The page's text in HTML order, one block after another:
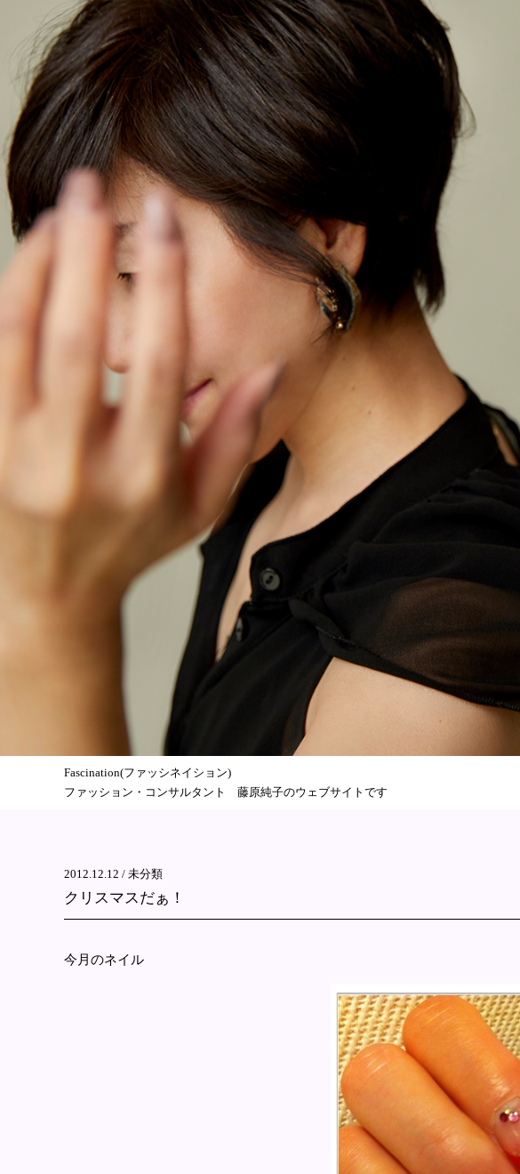
Fascination(ファッシネイション)
ファッション・コンサルタント 藤原純子のウェブサイトです
2012.12.12 / 未分類
クリスマスだぁ！
今月のネイル